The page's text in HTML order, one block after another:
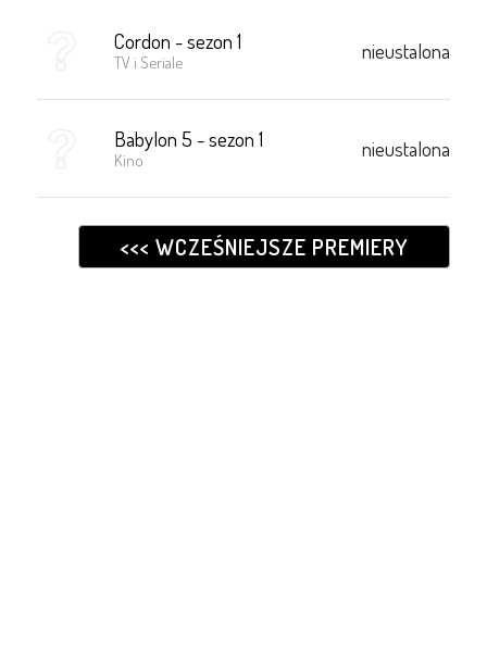
Cordon - sezon 1
TV i Seriale nieustalona
Babylon 5 - sezon 1
Kino nieustalona
<<< WCZEŚNIEJSZE PREMIERY